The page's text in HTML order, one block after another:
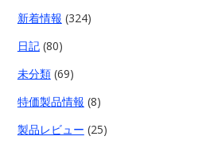
新着情報 (324)
日記(80)
未分類(69)
特価製品情報 (8)
製品レビュー (25)